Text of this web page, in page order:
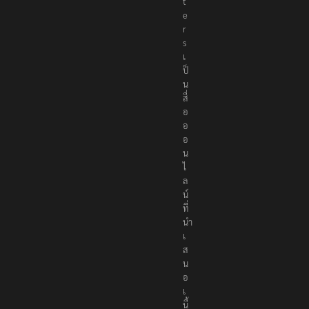
e
r
s
เ
ป็
น
สื่
อ
อ
อ
น
ไ
ล
น์
ที่
นำ
เ
ส
น
อ
เ
นื้